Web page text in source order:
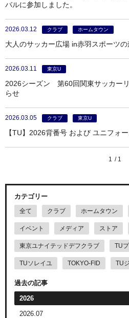
バルに参加しました。
2026.03.12 クラブ ホームタウン
大人のサッカー広場 in赤羽スポーツ
2026.03.11 東京U
2026シーズン 第60回関東サッカー
らせ
2026.03.05 クラブ 東京U
【TU】2026背番号 および ユニフォ
1 1
カテゴリー
全て クラブ ホームタウン
イベント メディア ストア
東京ユナイテッドデフクラブ TU
TUソレイユ TOKYO-FID TU
過去の記事
2026
2026.07